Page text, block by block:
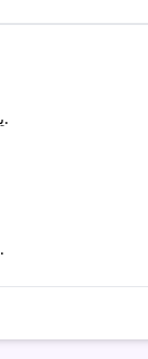
يحافظ سبراكي المعاد تصميمه على جميع المحتويات الكلاسيكية بشكل مثالي بينما يعززها بالتكنولوجيا والميزات الحديثة.
يجمع محرك سبراكي المعاد تصميمه بين دفء الكلاسيكيات ودقة الرقمية الحديثة للحصول على جودة صوت لا مثيل لها.